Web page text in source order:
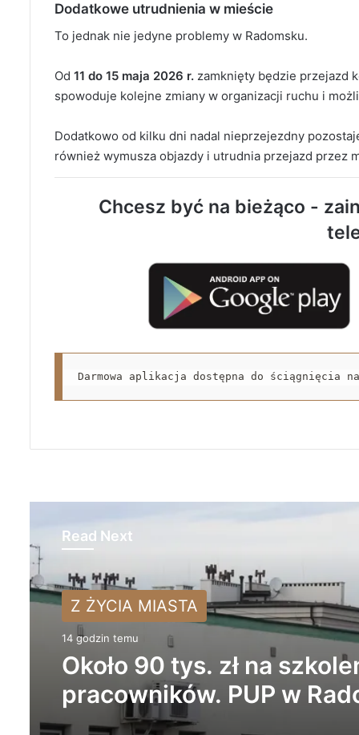
Dodatkowe utrudnienia w mieście
To jednak nie jedyne problemy w Radomsku.
Od 11 do 15 maja 2026 r. zamknięty będzie przejazd
spowoduje kolejne zmiany w organizacji ruchu i
Dodatkowo od kilku dni nadal nieprzejezdny
również wymusza objazdy i utrudnia przejazd przez
Chcesz być na bieżąco -
Darmowa aplikacja dostępna do ściągnięcia
Read Next
Z ŻYCIA MIASTA
14 godzin temu
Około 90 tys. zł na
pracowników. PUP w
Z ŻYCIA MIASTA
16 godzin temu